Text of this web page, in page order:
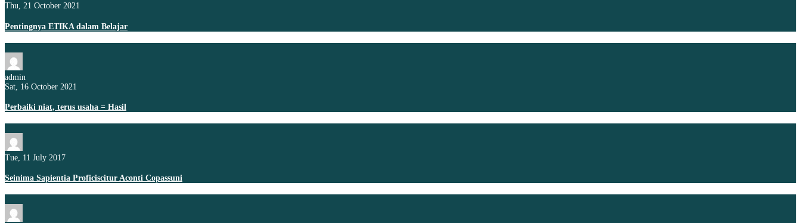
Thu, 21 October 2021
Pentingnya ETIKA dalam Belajar
admin
Sat, 16 October 2021
Perbaiki niat, terus usaha = Hasil
Tue, 11 July 2017
Seinima Sapientia Proficiscitur Aconti Copassuni